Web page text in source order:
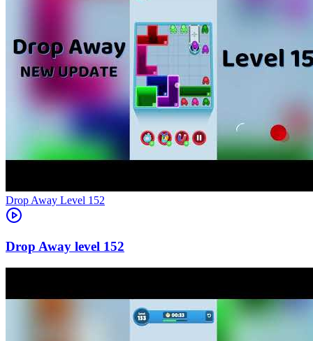
Level 152
152